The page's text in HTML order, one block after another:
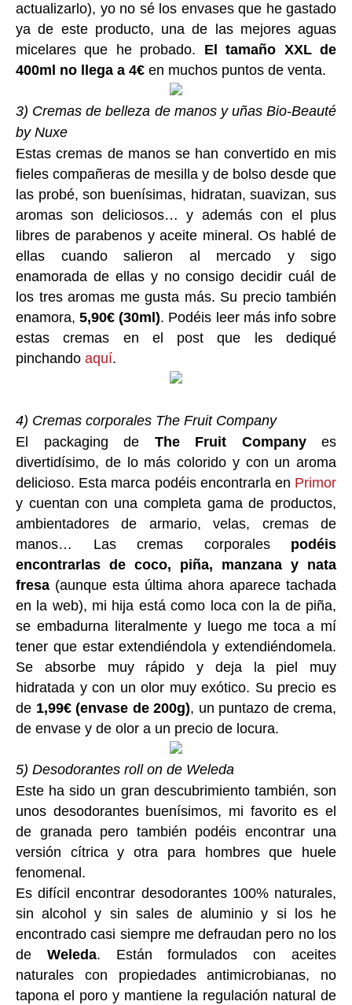
actualizarlo), yo no sé los envases que he gastado
ya de este producto, una de las mejores aguas
micelares que he probado. El tamaño XXL de
400ml no llega a 4€ en muchos puntos de venta.
3) Cremas de belleza de manos y uñas Bio-Beauté
by Nuxe
Estas cremas de manos se han convertido en mis
fieles compañeras de mesilla y de bolso desde que
las probé, son buenísimas, hidratan, suavizan, sus
aromas son deliciosos… y además con el plus
libres de parabenos y aceite mineral. Os hablé de
ellas cuando salieron al mercado y sigo
enamorada de ellas y no consigo decidir cuál de
los tres aromas me gusta más. Su precio también
enamora,5,90€ (30ml). Podéis leer más info sobre
estas cremas en el post que les dediqué
pinchando aquí.
4) Cremas corporales The Fruit Company
El packaging de The Fruit Companyes
divertidísimo, de lo más colorido y con un aroma
delicioso. Esta marca podéis encontrarla en Primor
y cuentan con una completa gama de productos,
ambientadores de armario, velas, cremas de
manos… Las cremas corporales podéis
encontrarlas de coco, piña, manzana y nata
fresa (aunque esta última ahora aparece tachada
en la web), mi hija está como loca con la de piña,
se embadurna literalmente y luego me toca a mí
tener que estar extendiéndola y extendiéndomela.
Se absorbe muy rápido y deja la piel muy
hidratada y con un olor muy exótico. Su precio es
de 1,99€ (envase de 200g), un puntazo de crema,
de envase y de olor a un precio de locura.
5) Desodorantes roll on de Weleda
Este ha sido un gran descubrimiento también, son
unos desodorantes buenísimos, mi favorito es el
de granada pero también podéis encontrar una
versión cítrica y otra para hombres que huele
fenomenal.
Es difícil encontrar desodorantes 100% naturales,
sin alcohol y sin sales de aluminio y si los he
encontrado casi siempre me defraudan pero no los
de Weleda. Están formulados con aceites
naturales con propiedades antimicrobianas, no
tapona el poro y mantiene la regulación natural de